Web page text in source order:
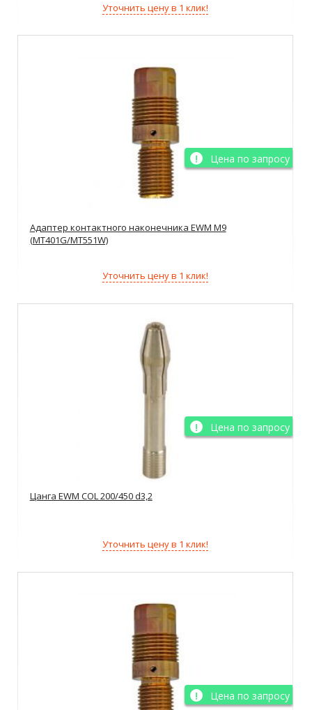
Уточнить цену в 1 клик!
Цена по запросу
Адаптер контактного наконечника EWM M9
(MT401G/MT551W)
Уточнить цену в 1 клик!
Цена по запросу
Цанга EWM COL 200/450 d3,2
Уточнить цену в 1 клик!
Цена по запросу